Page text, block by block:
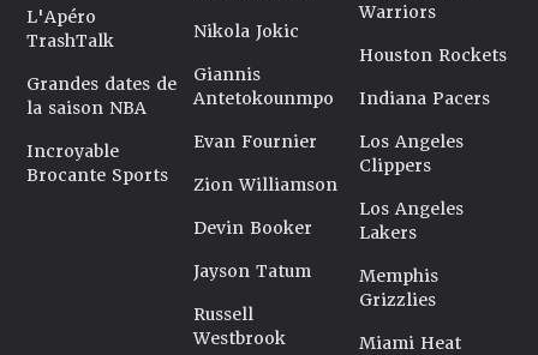
L'Apéro
TrashTalk
Grandes dates de
la saison NBA
Incroyable
Brocante Sports
Nikola Jokic
Giannis
Antetokounmpo
Evan Fournier
Zion Williamson
Devin Booker
Jayson Tatum
Russell
Westbrook
Warriors
Houston Rockets
Indiana Pacers
Los Angeles
Clippers
Los Angeles
Lakers
Memphis
Grizzlies
Miami Heat